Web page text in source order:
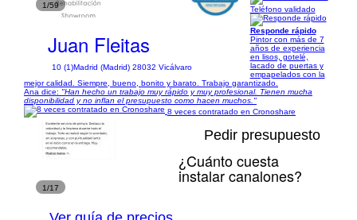
1/59
Juan Fleitas
10 (1)Madrid (Madrid) 28032 Vicálvaro
Teléfono validado
Responde rápido
Pintor con más de 7
años de experiencia
en lisos, gotelé,
lacado de puertas y
empapelados con la
mejor calidad. Siempre, bueno, bonito y barato. Trabajo garantizado.
Ana dice: "Han hecho un trabajo muy rápido y muy profesional. Tienen mucha
disponibilidad y no inflan el presupuesto como hacen muchos."
8 veces contratado en Cronoshare
1/17
Pedir presupuesto
¿Cuánto cuesta
instalar canalones?